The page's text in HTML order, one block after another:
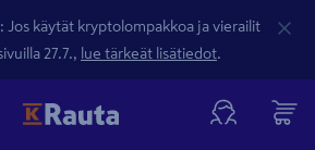
käytät kryptolompakkoa ja vierailit
27.7., lue tärkeät lisätiedot.